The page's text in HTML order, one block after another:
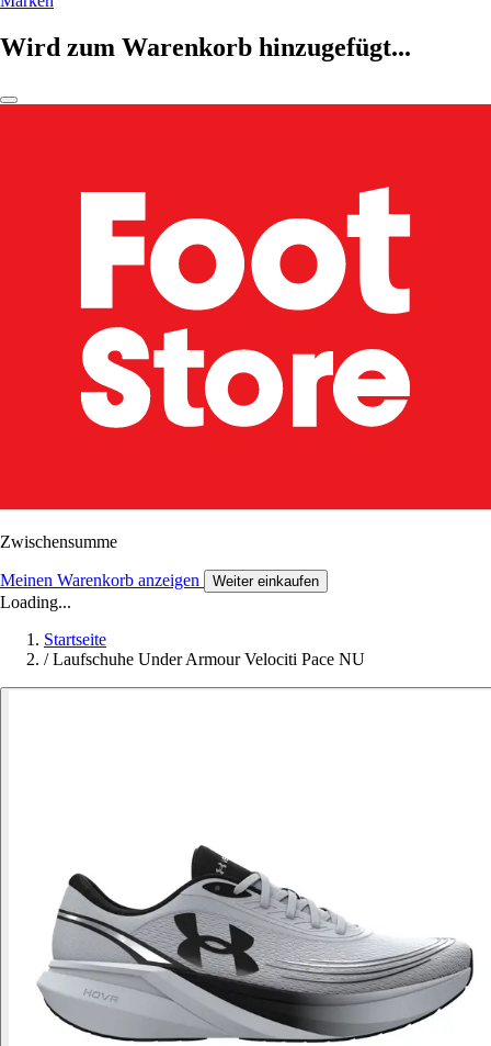
Wird zum Warenkorb hinzugefügt...
Zwischensumme
Meinen Warenkorb anzeigen Weiter einkaufen
Loading...
Startseite
/ Laufschuhe Under Armour Velociti Pace NU